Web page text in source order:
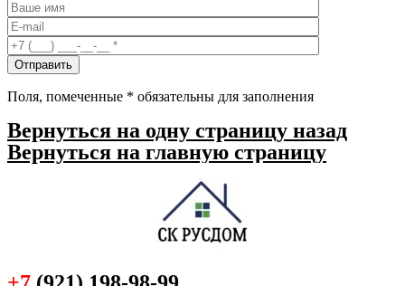
Поля, помеченные * обязательны для заполнения
Вернуться на одну страницу назад
Вернуться на главную страницу